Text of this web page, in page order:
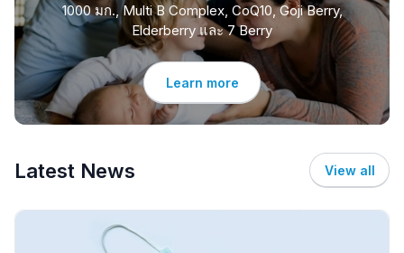
1000 มก., Multi B Complex, CoQ10, Goji Berry,
Elderberry และ 7 Berry
Learn more
Latest News View all